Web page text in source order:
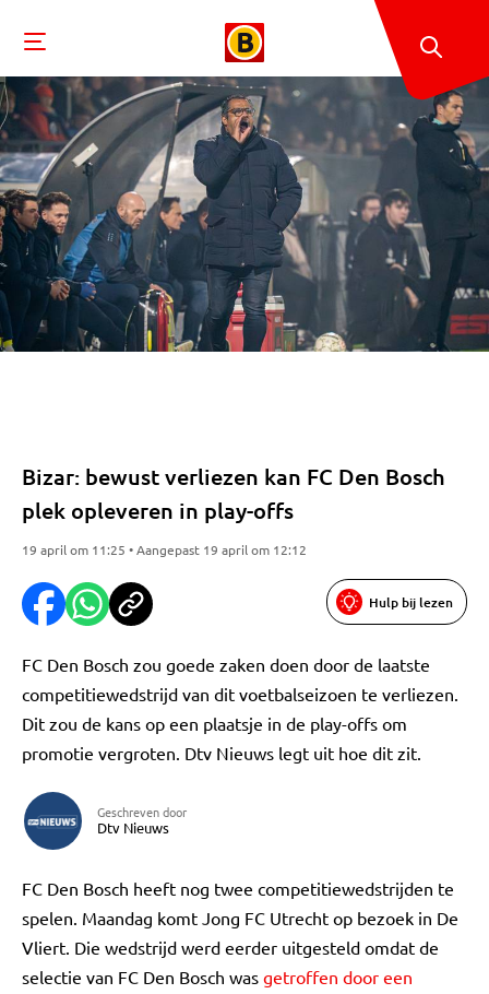
Bizar: bewust verliezen kan FC Den Bosch
plek opleveren in play-offs
19 april om 11:25 • Aangepast 19 april om 12:12
Hulp bij lezen
FC Den Bosch zou goede zaken doen door de laatste
competitiewedstrijd van dit voetbalseizoen te verliezen.
Dit zou de kans op een plaatsje in de play-offs om
promotie vergroten. Dtv Nieuws legt uit hoe dit zit.
Geschreven door
Dtv Nieuws
FC Den Bosch heeft nog twee competitiewedstrijden te
spelen. Maandag komt Jong FC Utrecht op bezoek in De
Vliert. Die wedstrijd werd eerder uitgesteld omdat de
selectie van FC Den Bosch was getroffen door een